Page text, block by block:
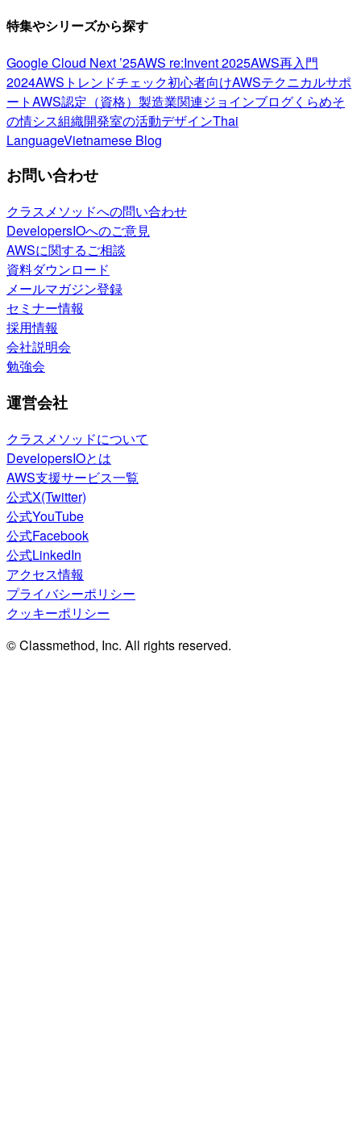
特集やシリーズから探す
Google Cloud Next ’25AWS re:Invent 2025AWS再入門
2024AWSトレンドチェック初心者向けAWSテクニカルサポ
ートAWS認定（資格） 製造業関連ジョインブログくらめそ
の情シス組織開発室の活動デザインThai
LanguageVietnamese Blog
お問い合わせ
クラスメソッドへの問い合わせ
DevelopersIOへのご意見
AWSに関するご相談
資料ダウンロード
メールマガジン登録
セミナー情報
採用情報
会社説明会
勉強会
運営会社
クラスメソッドについて
DevelopersIOとは
AWS支援サービス一覧
公式X(Twitter)
公式YouTube
公式Facebook
公式LinkedIn
アクセス情報
プライバシーポリシー
クッキーポリシー
© Classmethod, Inc. All rights reserved.